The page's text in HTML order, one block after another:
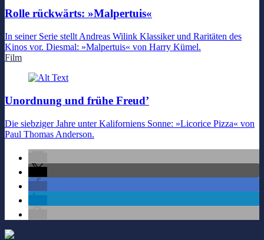
Rolle rückwärts: »Malpertuis«
In seiner Serie stellt Andreas Wilink Klassiker und Raritäten des
Kinos vor. Diesmal: »Malpertuis« von Harry Kümel.
Film
Unordnung und frühe Freud’
Die siebziger Jahre unter Kaliforniens Sonne: »Licorice Pizza« von
Paul Thomas Anderson.